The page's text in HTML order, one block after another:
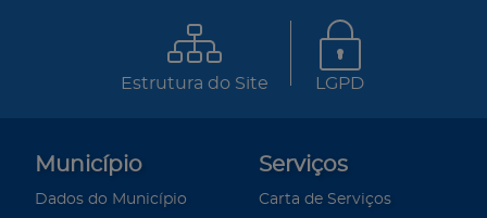
Estrutura do Site LGPD
Município
Dados do Município
Serviços
Carta de Serviços